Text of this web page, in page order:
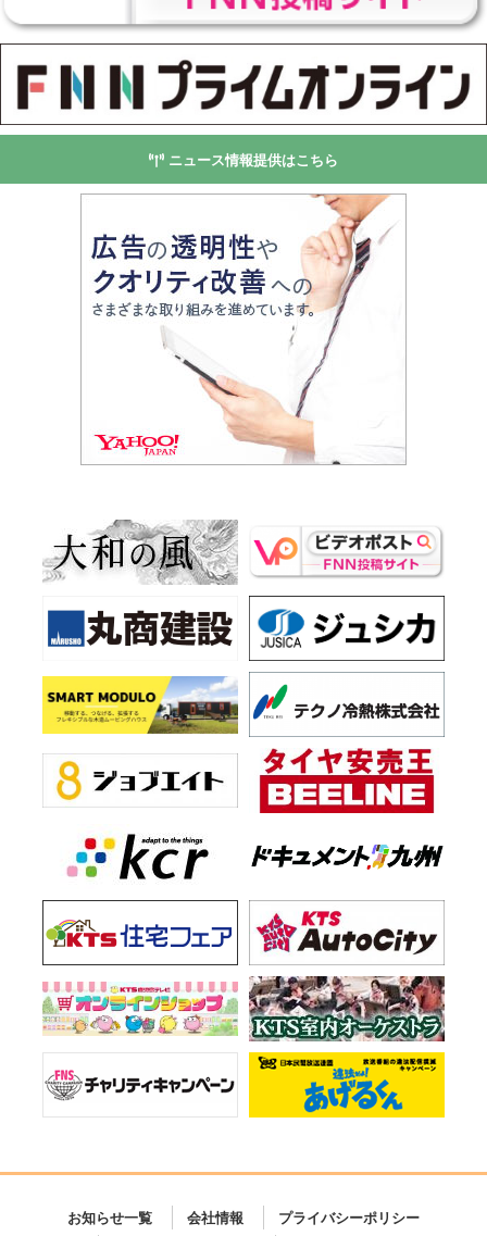
ニュース情報提供はこちら
お知らせ一覧 会社情報
プライバシーポリシー